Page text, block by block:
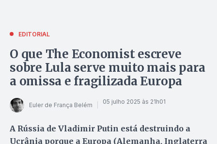
EDITORIAL
O que The Economist escreve
sobre Lula serve muito mais para
a omissa e fragilizada Europa
Euler de França Belém 05 julho 2025 às 21h01
A Rússia de Vladimir Putin está destruindo a
Ucrânia porque a Europa (Alemanha, Inglaterra